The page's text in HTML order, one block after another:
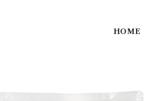
HOME